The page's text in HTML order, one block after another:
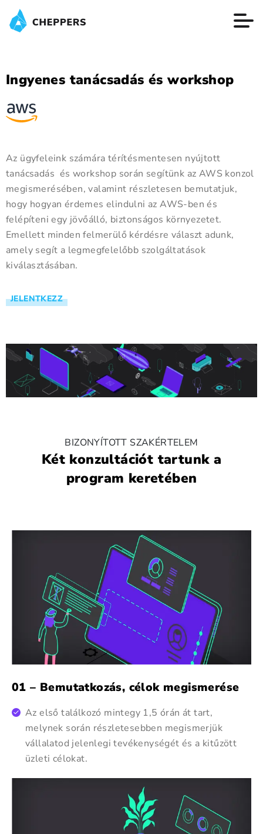
Ingyenes tanácsadás és workshop
Az ügyfeleink számára térítésmentesen nyújtott
tanácsadás és workshop során segítünk az AWS konzol
megismerésében, valamint részletesen bemutatjuk,
hogy hogyan érdemes elindulni az AWS-ben és
felépíteni egy jövőálló, biztonságos környezetet.
Emellett minden felmerülő kérdésre választ adunk,
amely segít a legmegfelelőbb szolgáltatások
kiválasztásában.
JELENTKEZZ
BIZONYÍTOTT SZAKÉRTELEM
Két konzultációt tartunk a
program keretében
01 – Bemutatkozás, célok megismerése
Az első találkozó mintegy 1,5 órán át tart,
melynek során részletesebben megismerjük
vállalatod jelenlegi tevékenységét és a kitűzött
üzleti célokat.